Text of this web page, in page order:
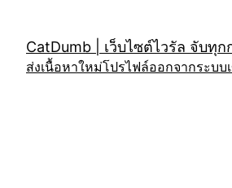
content
CatDumb | เว็บไซต์ไวรัล จับทุ
ส่งเนื้อหาใหม่โปรไฟล์ออกจากระบบ